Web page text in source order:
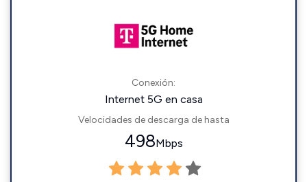
Conexión:
Internet 5G en casa
Velocidades de descarga de hasta
498Mbps